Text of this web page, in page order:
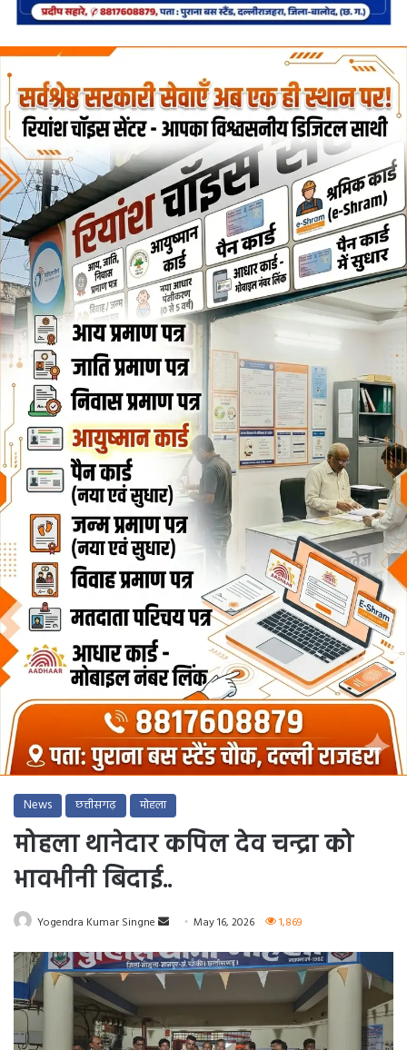
News छत्तीसगढ़ मोहला
मोहला थानेदार कपिल देव चन्द्रा को
भावभीनी बिदाई..
Yogendra Kumar Singne
Send
email
May 16, 2026 1,869